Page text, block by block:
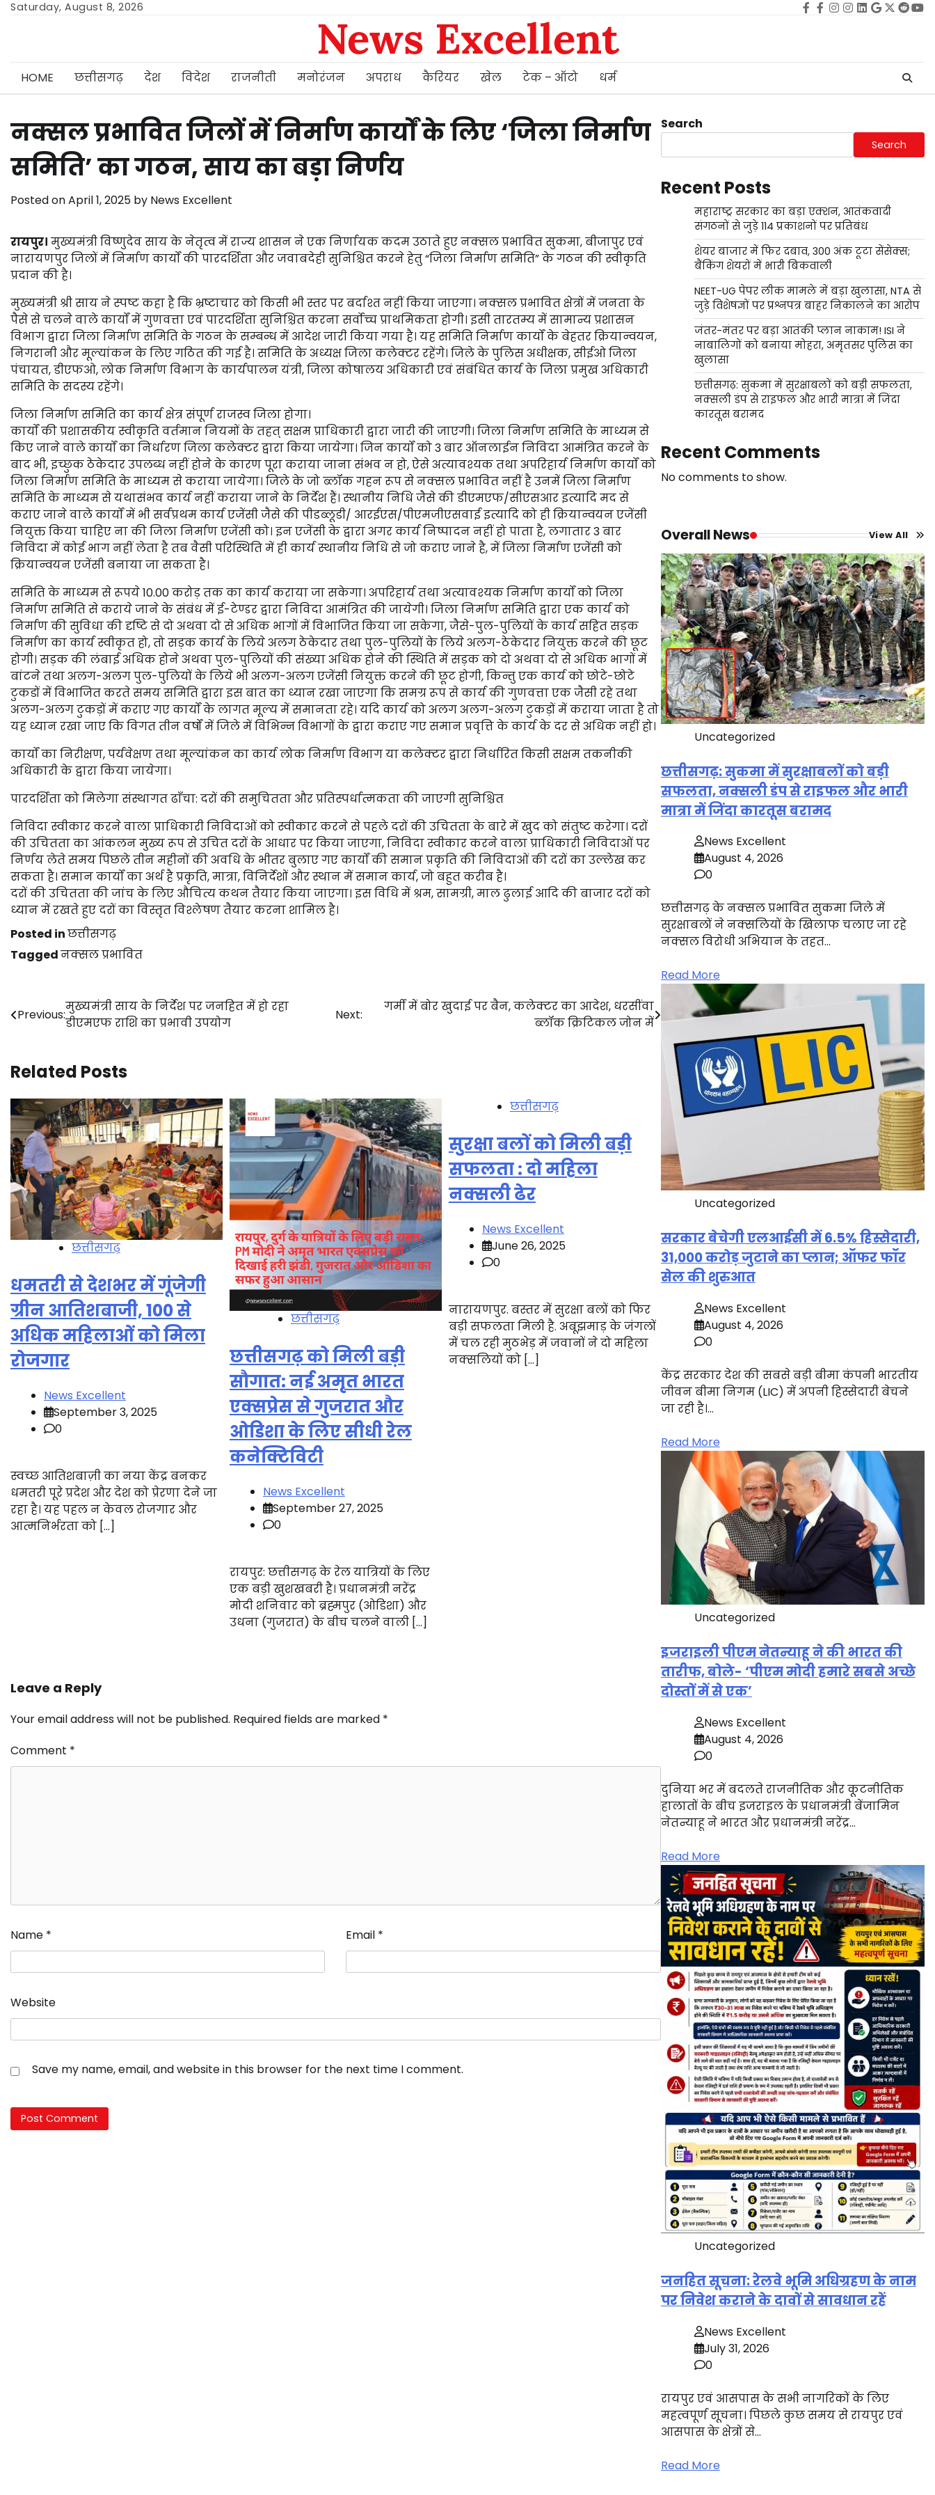
SkipSaturday, August 8, 2026 Facebook
facebook
Instagram
instagram
Linkedin
google
Twitter
reddit
News Excellent
HOME छत्तीसगढ़ देश विदेश राजनीती मनोरंजन अपराध कैरियर खेल टेक – ऑटो धर्म
नक्सल प्रभावित जिलों में निर्माण कार्यों के लिए ‘जिला निर्माण
समिति’ का गठन, साय का बड़ा निर्णय
Posted onApril 1, 2025 by News Excellent
रायपुर। मुख्यमंत्री विष्णुदेव साय के नेतृत्व में राज्य शासन ने एक निर्णायक कदम उठाते हुए नक्सल प्रभावित सुकमा, बीजापुर एवं
नारायणपुर जिलों में निर्माण कार्यों की पारदर्शिता और जवाबदेही सुनिश्चित करने हेतु “जिला निर्माण समिति” के गठन की स्वीकृति
प्रदान की है।
मुख्यमंत्री श्री साय ने स्पष्ट कहा है कि भ्रष्टाचार को किसी भी स्तर पर बर्दाश्त नहीं किया जाएगा। नक्सल प्रभावित क्षेत्रों में जनता के
पैसे से चलने वाले कार्यों में गुणवत्ता एवं पारदर्शिता सुनिश्चित करना सर्वोच्च प्राथमिकता होगी। इसी तारतम्य में सामान्य प्रशासन
विभाग द्वारा जिला निर्माण समिति के गठन के सम्बन्ध में आदेश जारी किया गया है। यह समिति निर्माण कार्यों के बेहतर क्रियान्वयन,
निगरानी और मूल्यांकन के लिए गठित की गई है। समिति के अध्यक्ष जिला कलेक्टर रहेंगे। जिले के पुलिस अधीक्षक, सीईओ जिला
पंचायत, डीएफओ, लोक निर्माण विभाग के कार्यपालन यंत्री, जिला कोषालय अधिकारी एवं संबंधित कार्य के जिला प्रमुख अधिकारी
समिति के सदस्य रहेंगे।
जिला निर्माण समिति का कार्य क्षेत्र संपूर्ण राजस्व जिला होगा।
कार्यों की प्रशासकीय स्वीकृति वर्तमान नियमों के तहत् सक्षम प्राधिकारी द्वारा जारी की जाएगी। जिला निर्माण समिति के माध्यम से
किए जाने वाले कार्यों का निर्धारण जिला कलेक्टर द्वारा किया जायेगा। जिन कार्यों को 3 बार ऑनलाईन निविदा आमंत्रित करने के
बाद भी, इच्छुक ठेकेदार उपलब्ध नहीं होने के कारण पूरा कराया जाना संभव न हो, ऐसे अत्यावश्यक तथा अपरिहार्य निर्माण कार्यों को
जिला निर्माण समिति के माध्यम से कराया जायेगा। जिले के जो ब्लॉक गहन रूप से नक्सल प्रभावित नहीं है उनमें जिला निर्माण
समिति के माध्यम से यथासंभव कार्य नहीं कराया जाने के निर्देश हैं। स्थानीय निधि जैसे की डीएमएफ/सीएसआर इत्यादि मद से
कराए जाने वाले कार्यों में भी सर्वप्रथम कार्य एजेंसी जैसे की पीडब्लूडी/ आरईएस/पीएमजीएसवाई इत्यादि को ही क्रियान्वयन एजेंसी
नियुक्त किया चाहिए ना की जिला निर्माण एजेंसी को। इन एजेंसी के द्वारा अगर कार्य निष्पादन नहीं हो पाता है, लगातार 3 बार
निविदा में कोई भाग नहीं लेता है तब वैसी परिस्थिति में ही कार्य स्थानीय निधि से जो कराए जाने है, में जिला निर्माण एजेंसी को
क्रियान्वयन एजेंसी बनाया जा सकता है।
समिति के माध्यम से रूपये 10.00 करोड़ तक का कार्य कराया जा सकेगा। अपरिहार्य तथा अत्यावश्यक निर्माण कार्यों को जिला
निर्माण समिति से कराये जाने के संबंध में ई-टेण्डर द्वारा निविदा आमंत्रित की जायेगी। जिला निर्माण समिति द्वारा एक कार्य को
निर्माण की सुविधा की दृष्टि से दो अथवा दो से अधिक भागों में विभाजित किया जा सकेगा, जैसे-पुल-पुलियों के कार्य सहित सड़क
निर्माण का कार्य स्वीकृत हो, तो सड़क कार्य के लिये अलग ठेकेदार तथा पुल-पुलियों के लिये अलग-ठेकेदार नियुक्त करने की छूट
होगी। सड़क की लंबाई अधिक होने अथवा पुल-पुलियों की संख्या अधिक होने की स्थिति में सड़क को दो अथवा दो से अधिक भागों में
बांटने तथा अलग-अलग पुल-पुलियों के लिये भी अलग-अलग एजेंसी नियुक्त करने की छूट होगी, किन्तु एक कार्य को छोटे-छोटे
टुकडों में विभाजित करते समय समिति द्वारा इस बात का ध्यान रखा जाएगा कि समग्र रूप से कार्य की गुणवत्ता एक जैसी रहे तथा
अलग-अलग टुकड़ों में कराए गए कार्यों के लागत मूल्य में समानता रहे। यदि कार्य को अलग अलग-अलग टुकड़ों में कराया जाता है तो
यह ध्यान रखा जाए कि विगत तीन वर्षों में जिले में विभिन्न विभागों के द्वारा कराए गए समान प्रवृत्ति के कार्य के दर से अधिक नहीं हो।
कार्यों का निरीक्षण, पर्यवेक्षण तथा मूल्यांकन का कार्य लोक निर्माण विभाग या कलेक्टर द्वारा निर्धारित किसी सक्षम तकनीकी
अधिकारी के द्वारा किया जायेगा।
पारदर्शिता को मिलेगा संस्थागत ढाँचा: दरों की समुचितता और प्रतिस्पर्धात्मकता की जाएगी सुनिश्चित
निविदा स्वीकार करने वाला प्राधिकारी निविदाओं को स्वीकार करने से पहले दरों की उचितता के बारे में खुद को संतुष्ट करेगा। दरों
की उचितता का आंकलन मुख्य रूप से उचित दरों के आधार पर किया जाएगा, निविदा स्वीकार करने वाला प्राधिकारी निविदाओं पर
निर्णय लेते समय पिछले तीन महीनों की अवधि के भीतर बुलाए गए कार्यों की समान प्रकृति की निविदाओं की दरों का उल्लेख कर
सकता है। समान कार्यों का अर्थ है प्रकृति, मात्रा, विनिर्देशों और स्थान में समान कार्य, जो बहुत करीब है।
दरों की उचितता की जांच के लिए औचित्य कथन तैयार किया जाएगा। इस विधि में श्रम, सामग्री, माल ढुलाई आदि की बाजार दरों को
ध्यान में रखते हुए दरों का विस्तृत विश्लेषण तैयार करना शामिल है।
Posted inछत्तीसगढ़
Taggedनक्सल प्रभावित
Post
navigation
Previous:
मुख्यमंत्री साय के निर्देश पर जनहित में हो रहा
डीएमएफ राशि का प्रभावी उपयोग
Next:
गर्मी में बोर खुदाई पर बैन, कलेक्टर का आदेश, धरसींवा
ब्लॉक क्रिटिकल जोन में
Related Posts
छत्तीसगढ़
धमतरी से देशभर में गूंजेगी
ग्रीन आतिशबाजी, 100 से
अधिक महिलाओं को मिला
रोजगार
News Excellent
September 3, 2025
0
स्वच्छ आतिशबाज़ी का नया केंद्र बनकर
धमतरी पूरे प्रदेश और देश को प्रेरणा देने जा
रहा है। यह पहल न केवल रोजगार और
आत्मनिर्भरता को […]
छत्तीसगढ़
छत्तीसगढ़ को मिली बड़ी
सौगात: नई अमृत भारत
एक्सप्रेस से गुजरात और
ओडिशा के लिए सीधी रेल
कनेक्टिविटी
News Excellent
September 27, 2025
0
रायपुर: छत्तीसगढ़ के रेल यात्रियों के लिए
एक बड़ी खुशखबरी है। प्रधानमंत्री नरेंद्र
मोदी शनिवार को ब्रह्मपुर (ओडिशा) और
उधना (गुजरात) के बीच चलने वाली […]
छत्तीसगढ़
सुरक्षा बलों को मिली बड़ी
सफलता : दो महिला
नक्सली ढेर
News Excellent
June 26, 2025
0
नारायणपुर. बस्तर में सुरक्षा बलों को फिर
बड़ी सफलता मिली है. अबूझमाड़ के जंगलों
में चल रही मुठभेड़ में जवानों ने दो महिला
नक्सलियों को […]
Leave a Reply
Your email address will not be published. Required fields are marked *
Comment *
Name * Email *
Website
Save my name, email, and website in this browser for the next time I comment.
Search
Search
Recent Posts
महाराष्ट्र सरकार का बड़ा एक्शन, आतंकवादी
संगठनों से जुड़े 114 प्रकाशनों पर प्रतिबंध
शेयर बाजार में फिर दबाव, 300 अंक टूटा सेंसेक्स;
बैंकिंग शेयरों में भारी बिकवाली
NEET-UG पेपर लीक मामले में बड़ा खुलासा, NTA से
जुड़े विशेषज्ञों पर प्रश्नपत्र बाहर निकालने का आरोप
जंतर-मंतर पर बड़ा आतंकी प्लान नाकाम! ISI ने
नाबालिगों को बनाया मोहरा, अमृतसर पुलिस का
खुलासा
छत्तीसगढ़: सुकमा में सुरक्षाबलों को बड़ी सफलता,
नक्सली डंप से राइफल और भारी मात्रा में जिंदा
कारतूस बरामद
Recent Comments
No comments to show.
Overall News View All
Uncategorized
छत्तीसगढ़: सुकमा में सुरक्षाबलों को बड़ी
सफलता, नक्सली डंप से राइफल और भारी
मात्रा में जिंदा कारतूस बरामद
News Excellent
August 4, 2026
0
छत्तीसगढ़ के नक्सल प्रभावित सुकमा जिले में
सुरक्षाबलों ने नक्सलियों के खिलाफ चलाए जा रहे
नक्सल विरोधी अभियान के तहत…
Read More
Uncategorized
सरकार बेचेगी एलआईसी में 6.5% हिस्सेदारी,
31,000 करोड़ जुटाने का प्लान; ऑफर फॉर
सेल की शुरुआत
News Excellent
August 4, 2026
0
केंद्र सरकार देश की सबसे बड़ी बीमा कंपनी भारतीय
जीवन बीमा निगम (LIC) में अपनी हिस्सेदारी बेचने
जा रही है।…
Read More
Uncategorized
इजराइली पीएम नेतन्याहू ने की भारत की
तारीफ, बोले- ‘पीएम मोदी हमारे सबसे अच्छे
दोस्तों में से एक’
News Excellent
August 4, 2026
0
दुनिया भर में बदलते राजनीतिक और कूटनीतिक
हालातों के बीच इजराइल के प्रधानमंत्री बेंजामिन
नेतन्याहू ने भारत और प्रधानमंत्री नरेंद्र…
Read More
Uncategorized
जनहित सूचना: रेलवे भूमि अधिग्रहण के नाम
पर निवेश कराने के दावों से सावधान रहें
News Excellent
July 31, 2026
0
रायपुर एवं आसपास के सभी नागरिकों के लिए
महत्वपूर्ण सूचना। पिछले कुछ समय से रायपुर एवं
आसपास के क्षेत्रों से…
Read More